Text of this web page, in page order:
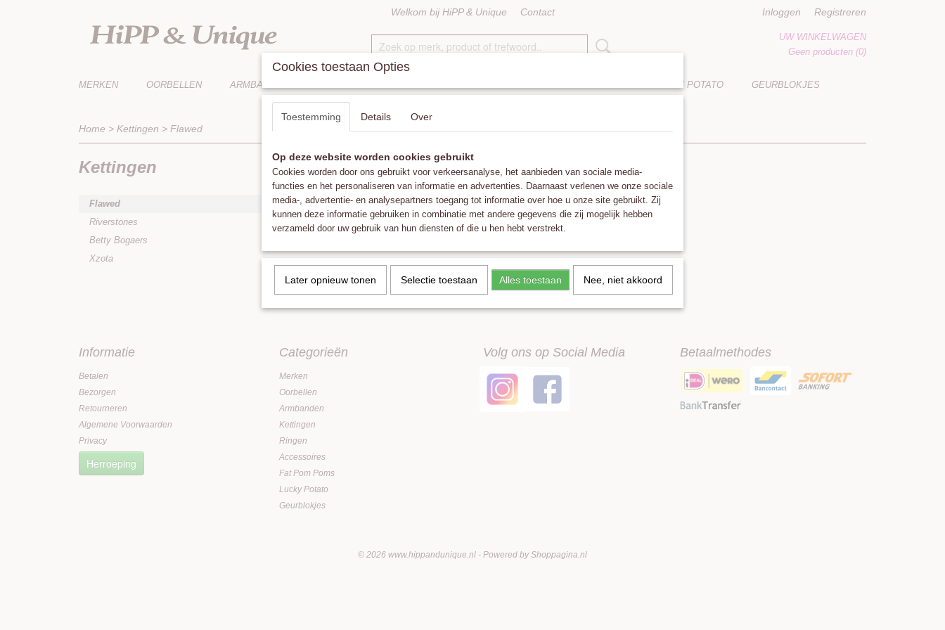
Welkom bij HiPP & Unique Contact Inloggen Registreren
UW WINKELWAGEN
Geen producten (0)
MERKEN OORBELLEN ARMBANDEN LUCKY POTATO GEURBLOKJES
Home > Kettingen > Flawed
Kettingen
Flawed
Riverstones
Betty Bogaers
Xzota
Helaas bevinden er zich in deze categorie nog geen producten.
Probeert u het later nog eens!
Informatie
Betalen
Bezorgen
Retourneren
Algemene Voorwaarden
Privacy
Herroeping
Categorieën
Merken
Oorbellen
Armbanden
Kettingen
Ringen
Accessoires
Fat Pom Poms
Lucky Potato
Geurblokjes
Volg ons op Social Media Betaalmethodes
© 2026 www.hippandunique.nl - Powered by Shoppagina.nl
Cookies toestaan Opties
Toestemming Details Over
Op deze website worden cookies gebruikt
Cookies worden door ons gebruikt voor verkeersanalyse, het aanbieden van sociale media-
functies en het personaliseren van informatie en advertenties. Daarnaast verlenen we onze sociale
media-, advertentie- en analysepartners toegang tot informatie over hoe u onze site gebruikt. Zij
kunnen deze informatie gebruiken in combinatie met andere gegevens die zij mogelijk hebben
verzameld door uw gebruik van hun diensten of die u hen hebt verstrekt.
Later opnieuw tonen Selectie toestaan Alles toestaan Nee, niet akkoord